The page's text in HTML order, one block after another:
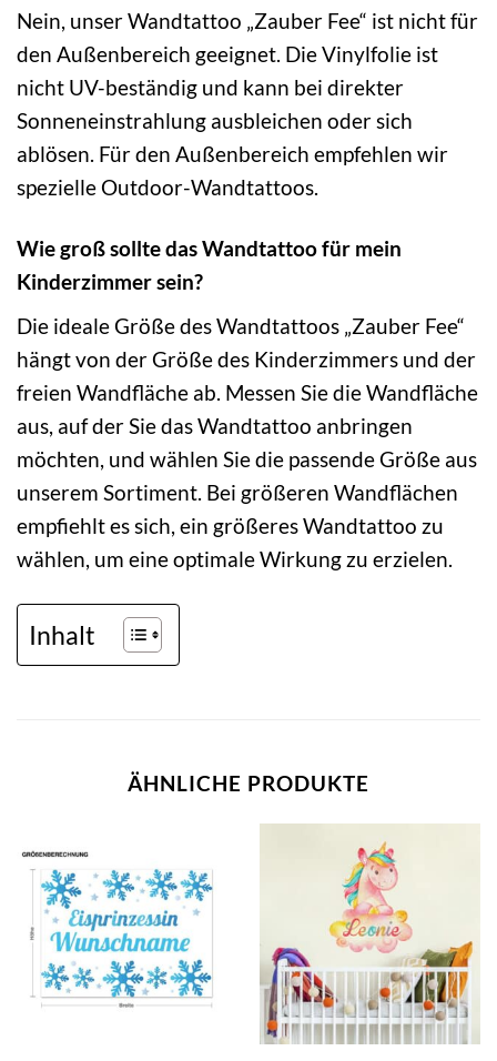
Nein, unser Wandtattoo „Zauber Fee“ ist nicht für
den Außenbereich geeignet. Die Vinylfolie ist
nicht UV-beständig und kann bei direkter
Sonneneinstrahlung ausbleichen oder sich
ablösen. Für den Außenbereich empfehlen wir
spezielle Outdoor-Wandtattoos.
Wie groß sollte das Wandtattoo für mein
Kinderzimmer sein?
Die ideale Größe des Wandtattoos „Zauber Fee“
hängt von der Größe des Kinderzimmers und der
freien Wandfläche ab. Messen Sie die Wandfläche
aus, auf der Sie das Wandtattoo anbringen
möchten, und wählen Sie die passende Größe aus
unserem Sortiment. Bei größeren Wandflächen
empfiehlt es sich, ein größeres Wandtattoo zu
wählen, um eine optimale Wirkung zu erzielen.
Inhalt
ÄHNLICHE PRODUKTE